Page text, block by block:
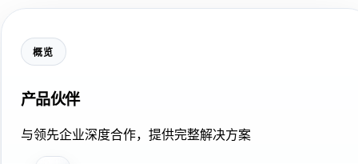
概览
产品伙伴
与领先企业深度合作，提供完整解决方案